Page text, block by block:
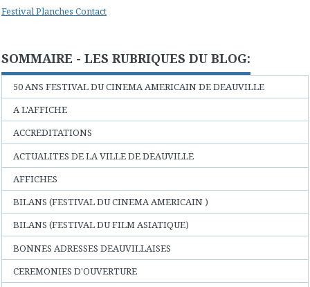
Festival Planches Contact
SOMMAIRE - LES RUBRIQUES DU BLOG:
50 ANS FESTIVAL DU CINEMA AMERICAIN DE DEAUVILLE
A L'AFFICHE
ACCREDITATIONS
ACTUALITES DE LA VILLE DE DEAUVILLE
AFFICHES
BILANS (FESTIVAL DU CINEMA AMERICAIN )
BILANS (FESTIVAL DU FILM ASIATIQUE)
BONNES ADRESSES DEAUVILLAISES
CEREMONIES D'OUVERTURE